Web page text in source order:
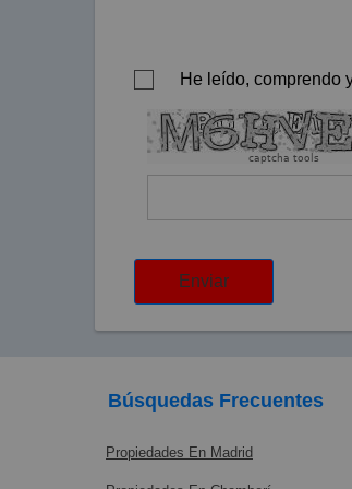
He leído, comprendo
captcha tools
Enviar
Búsquedas Frecuentes
Propiedades En Madrid